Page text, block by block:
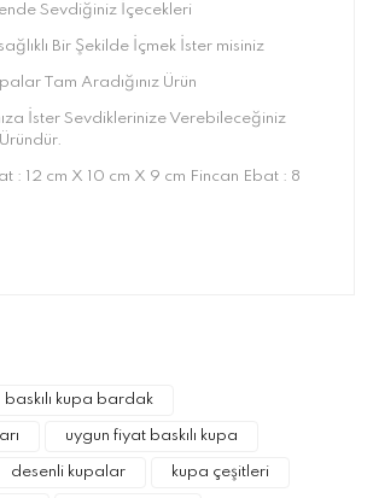
Sevdiğiniz İçecekleri
Bir Şekilde İçmek İster misiniz
Tam Aradığınız Ürün
İster Sevdiklerinize Verebileceğiniz
: 12 cm X 10 cm X 9 cm Fincan Ebat : 8
için teşekkür ederiz.
kalitesiz, bozuk veya
eksik bilgiler bulunuyor.
baskılı kupa bardak
uygun fiyat baskılı kupa
desenli kupalar kupa çeşitleri